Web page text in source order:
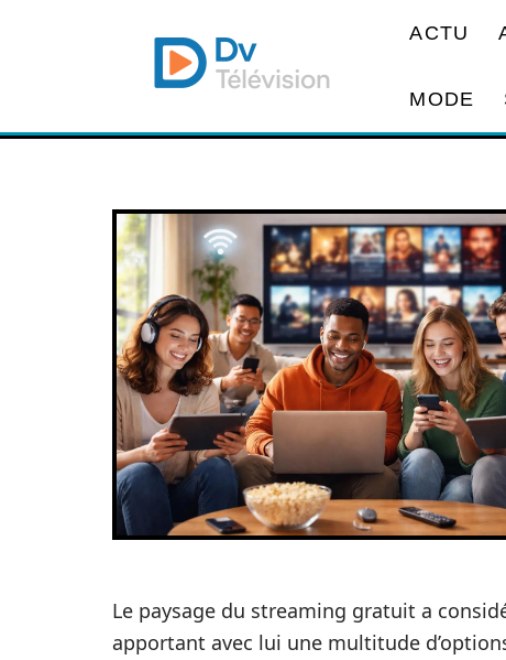
ACTU
MODE
Le paysage du streaming gratuit a
apportant avec lui une multitude